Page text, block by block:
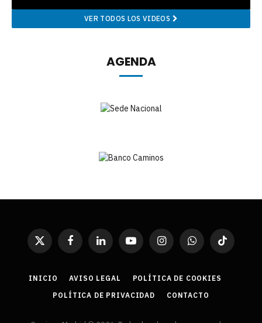
VER TODOS LOS VIDEOS
AGENDA
X
FacebookLinkedInYouTubeInstagramWhatsAppTikTok
INICIO AVISO LEGAL
POLÍTICA DE COOKIES
POLÍTICA DE PRIVACIDAD
CONTACTO